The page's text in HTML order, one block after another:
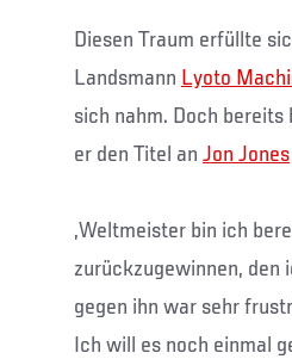
Diesen Traum erfüllte
Landsmann Lyoto
sich nahm. Doch
er den Titel an Jon Jones
„Weltmeister bin ich
zurückzugewinnen, den
gegen ihn war sehr
Ich will es noch einmal